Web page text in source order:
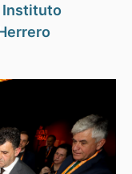
Instituto